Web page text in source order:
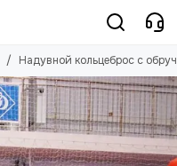
Надувной кольцеброс с